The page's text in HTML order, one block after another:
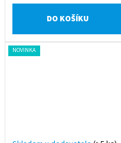
DO KOŠÍKU
NOVINKA